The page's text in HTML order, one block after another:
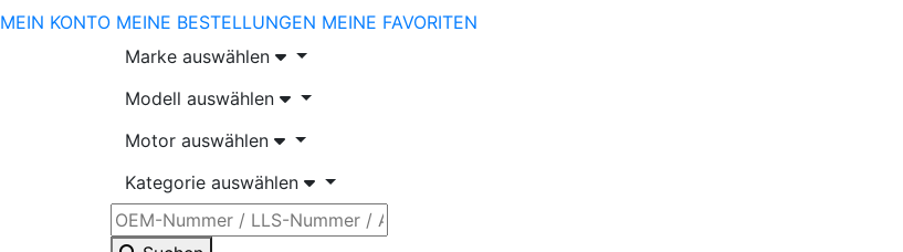
MEIN KONTO MEINE BESTELLUNGEN MEINE FAVORITEN
Marke auswählen
Modell auswählen
Motor auswählen
Kategorie auswählen